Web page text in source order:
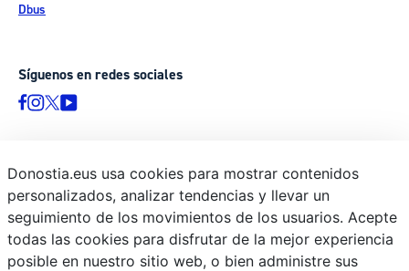
Dbus
Síguenos en redes sociales
© Donostiako Udala - Ayuntamiento de Donostia / San Sebastián
Ijentea 1, 20003 Donostia / San Sebastián
Aviso legal
Política de privacidad
Donostia.eus usa cookies para mostrar contenidos
personalizados, analizar tendencias y llevar un
seguimiento de los movimientos de los usuarios. Acepte
todas las cookies para disfrutar de la mejor experiencia
posible en nuestro sitio web, o bien administre sus